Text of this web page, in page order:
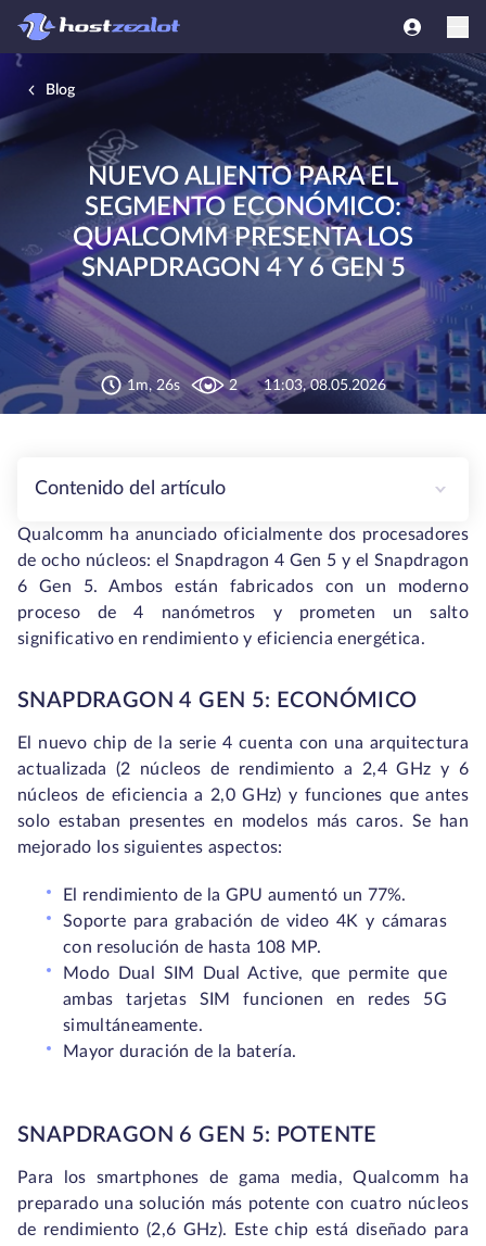
Blog
NUEVO ALIENTO PARA EL
SEGMENTO ECONÓMICO:
QUALCOMM PRESENTA LOS
SNAPDRAGON 4 Y 6 GEN 5
1m, 26s 2 11:03, 08.05.2026
Contenido del artículo
Qualcomm ha anunciado oficialmente dos procesadores
de ocho núcleos: el Snapdragon 4 Gen 5 y el Snapdragon
6 Gen 5. Ambos están fabricados con un moderno
proceso de 4 nanómetros y prometen un salto
significativo en rendimiento y eficiencia energética.
SNAPDRAGON 4 GEN 5: ECONÓMICO
El nuevo chip de la serie 4 cuenta con una arquitectura
actualizada (2 núcleos de rendimiento a 2,4 GHz y 6
núcleos de eficiencia a 2,0 GHz) y funciones que antes
solo estaban presentes en modelos más caros. Se han
mejorado los siguientes aspectos:
El rendimiento de la GPU aumentó un 77%.
Soporte para grabación de video 4K y cámaras
con resolución de hasta 108 MP.
Modo Dual SIM Dual Active, que permite que
ambas tarjetas SIM funcionen en redes 5G
simultáneamente.
Mayor duración de la batería.
SNAPDRAGON 6 GEN 5: POTENTE
Para los smartphones de gama media, Qualcomm ha
preparado una solución más potente con cuatro núcleos
de rendimiento (2,6 GHz). Este chip está diseñado para